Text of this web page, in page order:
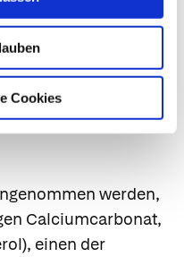
Cookies
können.
werden,
Calciumcarbonat,
einen der